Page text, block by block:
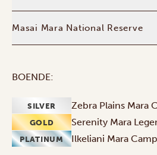
Masai Mara National Reserve
BOENDE:
SILVER Zebra Plains Mara
GOLD Serenity Mara
PLATINUM Ilkeliani Mara Camp